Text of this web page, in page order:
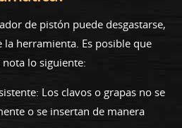
de pistón puede desgastarse,
la herramienta. Es posible que
lo siguiente:
Los clavos o grapas no se
o se insertan de manera